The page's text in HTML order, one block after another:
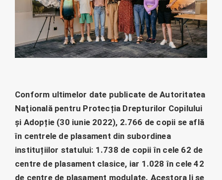
Conform ultimelor date publicate de Autoritatea
Naţională pentru Protecția Drepturilor Copilului
și Adopție (30 iunie 2022), 2.766 de copii se află
în centrele de plasament din subordinea
instituțiilor statului: 1.738 de copii în cele 62 de
centre de plasament clasice, iar 1.028 în cele 42
de centre de plasament modulate. Acestora li se